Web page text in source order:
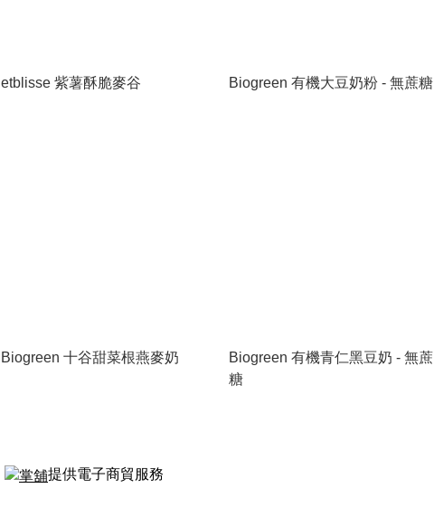
etblisse 紫薯酥脆麥谷 Biogreen 有機大豆奶粉 - 無蔗糖
Biogreen 十谷甜菜根燕麥奶
Biogreen 有機青仁黑豆奶 - 無蔗
糖
提供電子商貿服務